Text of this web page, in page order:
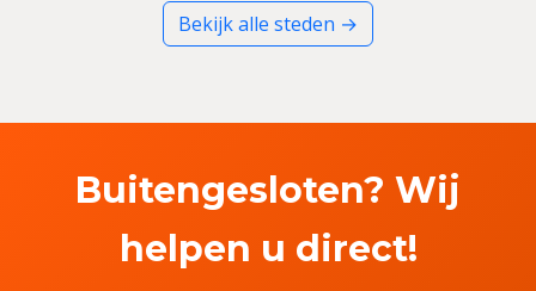
Bekijk alle steden →
Buitengesloten? Wij
helpen u direct!